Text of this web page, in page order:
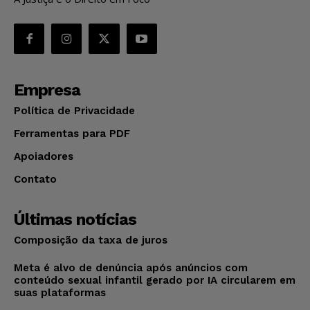
Empresa
Política de Privacidade
Ferramentas para PDF
Apoiadores
Contato
Últimas notícias
Composição da taxa de juros
Meta é alvo de denúncia após anúncios com
conteúdo sexual infantil gerado por IA circularem em
suas plataformas